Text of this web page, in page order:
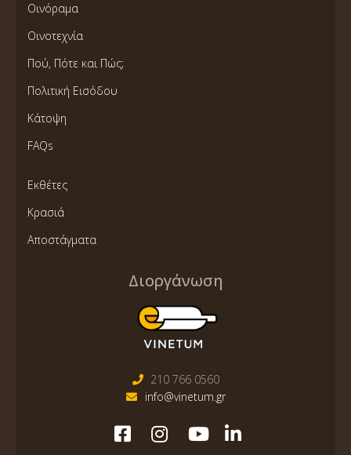
Οινόραμα
Οινοτεχνία
Πού, Πότε και Πώς;
Πολιτική Εισόδου
Κάτοψη
FAQs
Εκθέτες
Κρασιά
Αποστάγματα
Διοργάνωση
210 766 0560
info@vinetum.gr